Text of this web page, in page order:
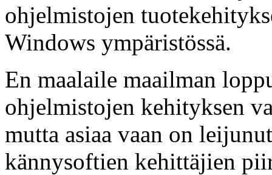
ohjelmistojen
Windows ympäristössä.
En maalaile maailman
ohjelmistojen kehityksen
mutta asiaa vaan on
kännysoftien kehittäjien